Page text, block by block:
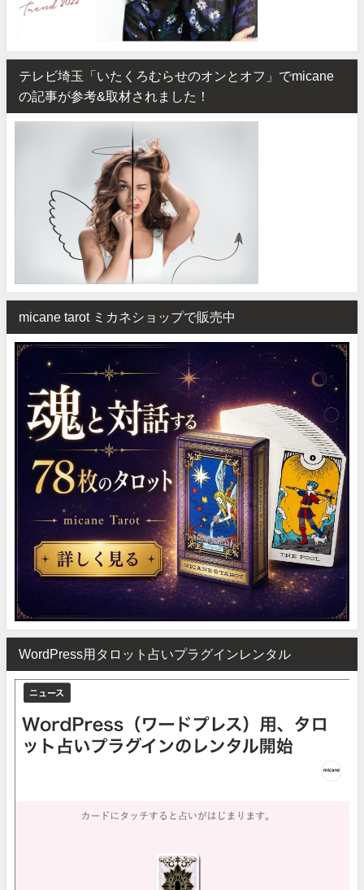
テレビ埼玉「いたくろむらせのオンとオフ」でmicane
の記事が参考&取材されました！
micane tarot ミカネショップで販売中
WordPress用タロット占いプラグインレンタル